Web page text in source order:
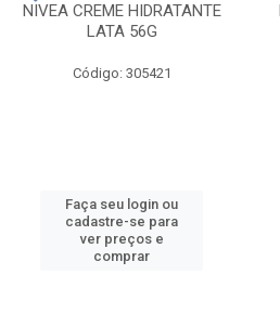
NIVEA CREME HIDRATANTE
LATA 56G
Código: 305421
Faça seu login ou
cadastre-se para
ver preços e
comprar